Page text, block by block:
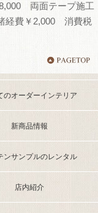
両面テープ施工
費￥2,000 消費税
のオーダーインテリア
新商品情報
ンサンプルのレンタル
店内紹介